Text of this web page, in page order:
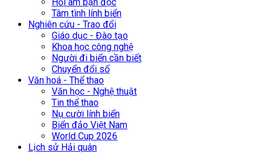
Tâm tình lính biển
Nghiên cứu - Trao đổi
Giáo dục - Đào tạo
Khoa học công nghệ
Người đi biển cần biết
Chuyển đổi số
Văn hoá - Thể thao
Văn học - Nghệ thuật
Tin thể thao
Nụ cười lính biển
Biển đảo Việt Nam
World Cup 2026
Lịch sử Hải quân